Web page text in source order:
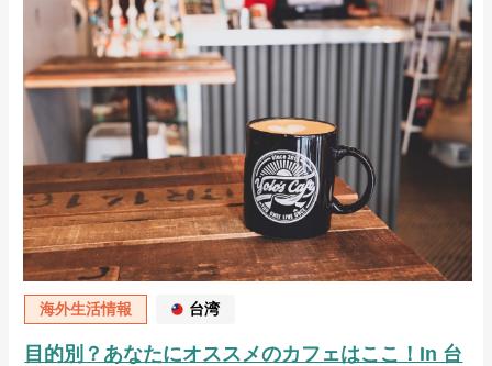
海外生活情報 台湾
目的別？あなたにオススメのカフェはここ！In 台